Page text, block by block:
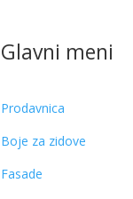
Glavni meni
Prodavnica
Boje za zidove
Fasade